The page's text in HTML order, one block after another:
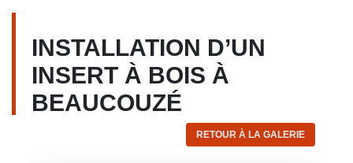
INSTALLATION D’UN
INSERT À BOIS À
BEAUCOUZÉ
RETOUR À LA GALERIE